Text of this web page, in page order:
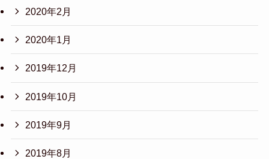
2020年2月
2020年1月
2019年12月
2019年10月
2019年9月
2019年8月